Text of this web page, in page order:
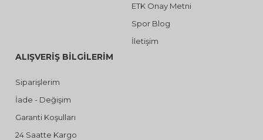
ETK Onay Metni
Spor Blog
İletişim
ALIŞVERİŞ BİLGİLERİM
Siparişlerim
İade - Değişim
Garanti Koşulları
24 Saatte Kargo